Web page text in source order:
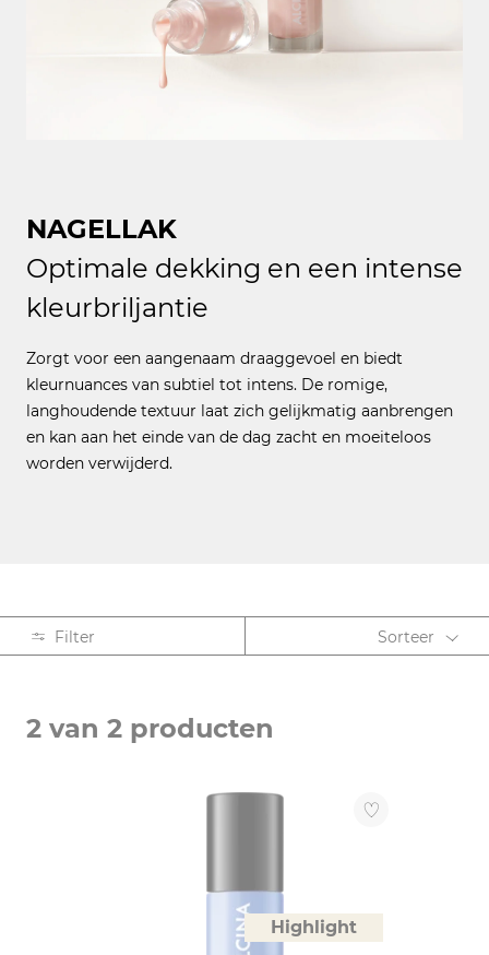
NAGELLAK
Optimale dekking en een intense
kleurbriljantie
Zorgt voor een aangenaam draaggevoel en biedt
kleurnuances van subtiel tot intens. De romige,
langhoudende textuur laat zich gelijkmatig aanbrengen
en kan aan het einde van de dag zacht en moeiteloos
worden verwijderd.
Sorteer
Filter
Highlight (1)
2 van 2 producten
Highlight